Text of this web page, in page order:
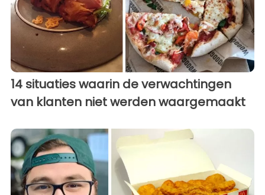
14 situaties waarin de verwachtingen
van klanten niet werden waargemaakt